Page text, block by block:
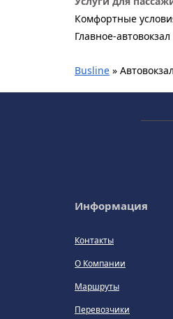
Комфортные
Главное-
Busline »
Информация
Контакты
О Компании
Маршруты
Перевозчики